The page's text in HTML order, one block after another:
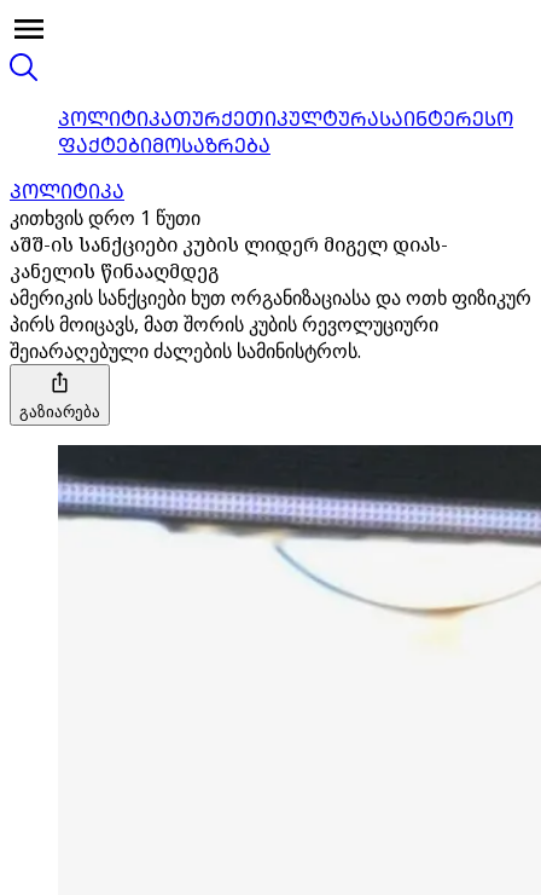
ᲞᲝᲚᲘᲢᲘᲙᲐᲗᲣᲠᲥᲔᲗᲘᲙᲣᲚᲢᲣᲠᲐᲡᲐᲘᲜᲢᲔᲠᲔᲡᲝ
ᲤᲐᲥᲢᲔᲑᲘᲛᲝᲡᲐᲖᲠᲔᲑᲐ
ᲞᲝᲚᲘᲢᲘᲙᲐ
კითხვის დრო 1 წუთი
აშშ-ის სანქციები კუბის ლიდერ მიგელ დიას-
კანელის წინააღმდეგ
ამერიკის სანქციები ხუთ ორგანიზაციასა და ოთხ ფიზიკურ
პირს მოიცავს, მათ შორის კუბის რევოლუციური
შეიარაღებული ძალების სამინისტროს.
გაზიარება